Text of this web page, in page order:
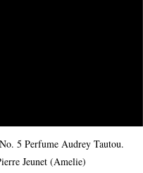
5 Perfume Audrey Tautou.
Jeunet (Amelie)